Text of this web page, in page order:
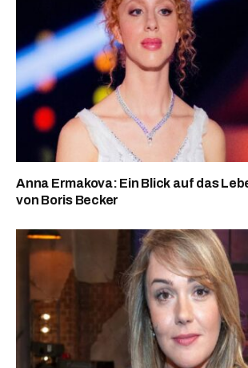
Anna Ermakova: Ein Blick auf das
von Boris Becker